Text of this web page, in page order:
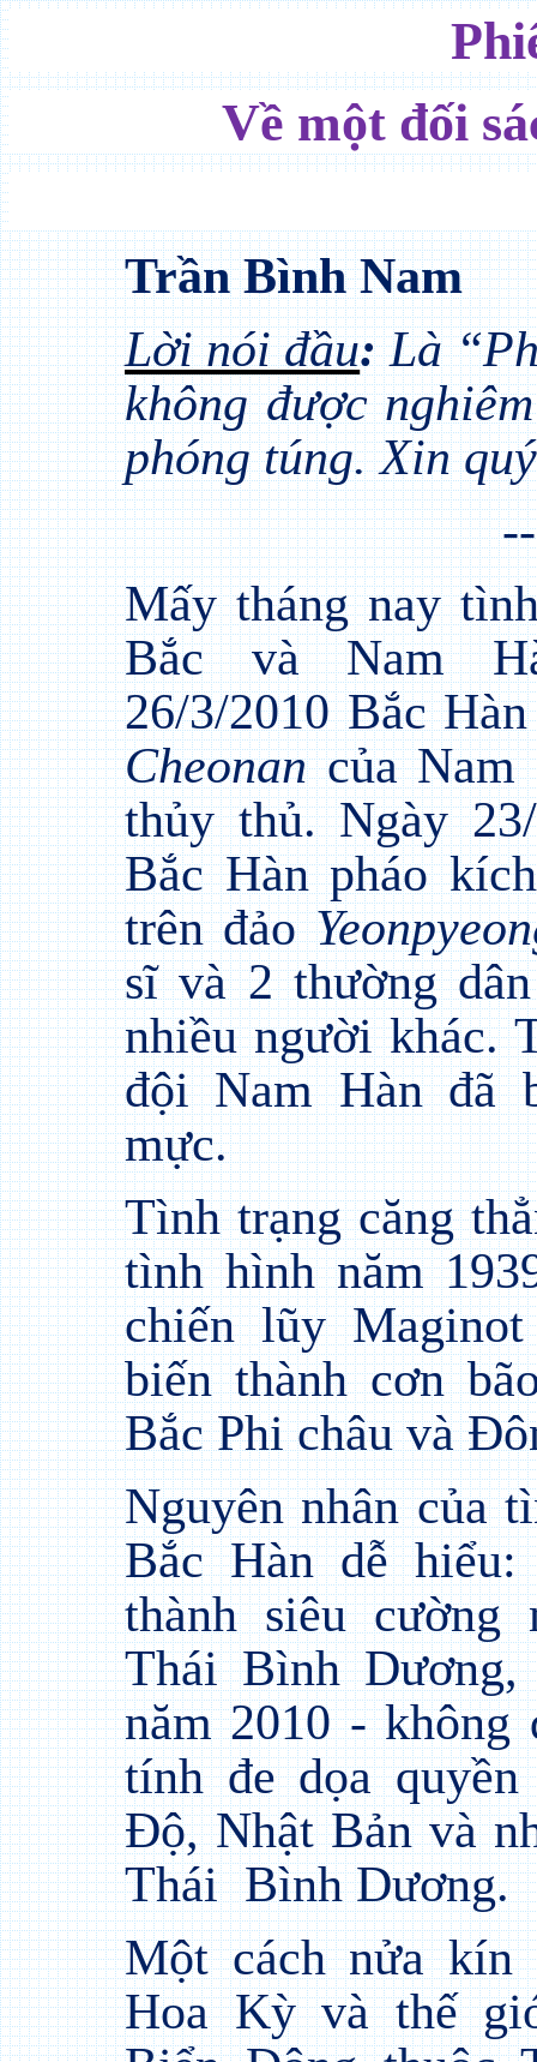
Về một đối
Trần Bình Nam
Lời nói đầu:Là
không được
phóng túng. Xin
Mấy tháng nay
Bắc và Nam
26/3/2010 Bắc
Cheonancủa Nam
thủy thủ. Ngày
Bắc Hàn pháo
trên đảo
sĩ và 2 thường
nhiều người khác.
đội Nam Hàn đã
mực.
Tình trạng căng
tình hình năm
chiến lũy
biến thành cơn
Bắc Phi châu và
Nguyên nhân của
Bắc Hàn dễ
thành siêu
Thái Bình
năm 2010 - không
tính đe dọa
Độ, Nhật Bản và
Thái Bình Dương.
Một cách nửa kín
Hoa Kỳ và thế